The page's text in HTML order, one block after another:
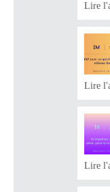
Lire
Lire
Lire